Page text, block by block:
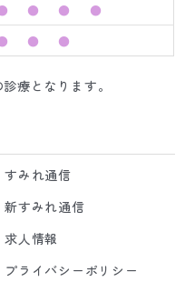
● ●
●
● ●
療となります。
すみれ通信
新すみれ通信
求人情報
プライバシーポリシー